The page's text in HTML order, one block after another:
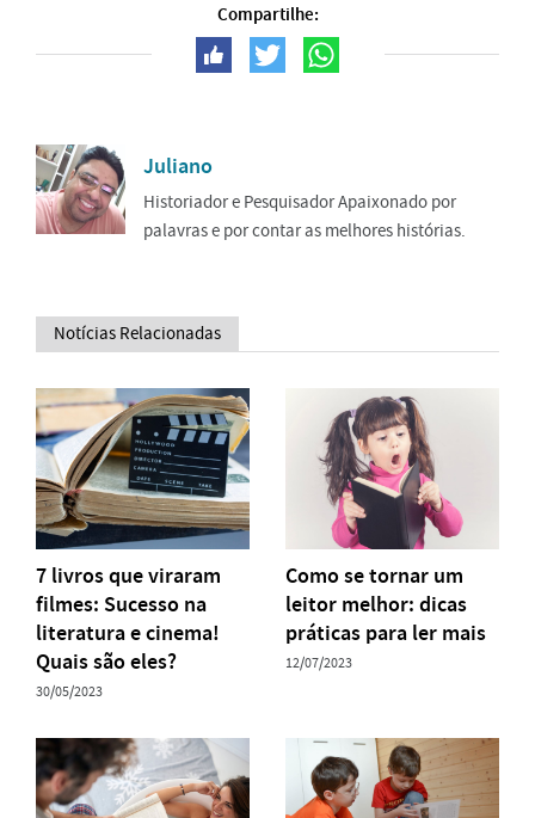
Compartilhe:
Juliano
Historiador e Pesquisador Apaixonado por
palavras e por contar as melhores histórias.
Notícias Relacionadas
7 livros que viraram
filmes: Sucesso na
literatura e cinema!
Quais são eles?
30/05/2023
Como se tornar um
leitor melhor: dicas
práticas para ler mais
12/07/2023